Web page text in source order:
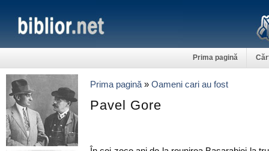
Prima pagină
Prima pagină » Oameni cari au fost
Pavel Gore